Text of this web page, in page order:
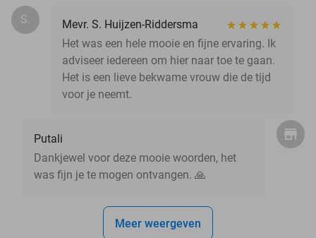
S.
Mevr. S. Huijzen-Riddersma
Het was een hele mooie en fijne ervaring. Ik
adviseer iedereen om hier naar toe te gaan.
Het is een lieve bekwame vrouw die de tijd
voor je neemt.
Putali
Dankjewel voor deze mooie woorden, het
was fijn je te mogen ontvangen. 🙏
Meer weergeven